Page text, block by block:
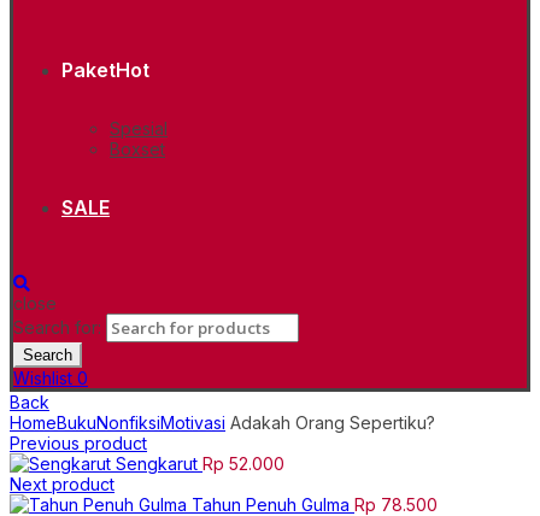
PaketHot
Spesial
Boxset
SALE
close
Search for:
Search
Wishlist 0
Back
HomeBukuNonfiksiMotivasi Adakah Orang Sepertiku?
Previous product
Sengkarut Rp 52.000
Next product
Tahun Penuh Gulma Rp 78.500